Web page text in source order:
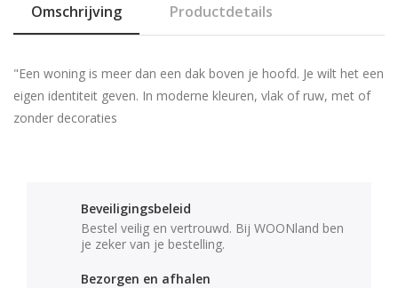
Omschrijving Productdetails
"Een woning is meer dan een dak boven je hoofd. Je wilt het een
eigen identiteit geven. In moderne kleuren, vlak of ruw, met of
zonder decoraties
Beveiligingsbeleid
Bestel veilig en vertrouwd. Bij WOONland ben
je zeker van je bestelling.
Bezorgen en afhalen